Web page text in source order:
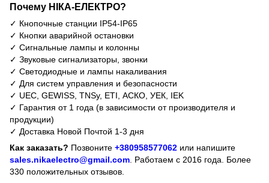
Почему НІКА-ЕЛЕКТРО?
✓ Кнопочные станции IP54-IP65
✓ Кнопки аварийной остановки
✓ Сигнальные лампы и колонны
✓ Звуковые сигнализаторы, звонки
✓ Светодиодные и лампы накаливания
✓ Для систем управления и безопасности
✓ UEC, GEWISS, TNSy, ETI, АСКО, УЕК, IEK
✓ Гарантия от 1 года (в зависимости от производителя и
продукции)
✓ Доставка Новой Почтой 1-3 дня
Как заказать? Позвоните +380958577062 или напишите
sales.nikaelectro@gmail.com . Работаем с 2016 года. Более
330 положительных отзывов.